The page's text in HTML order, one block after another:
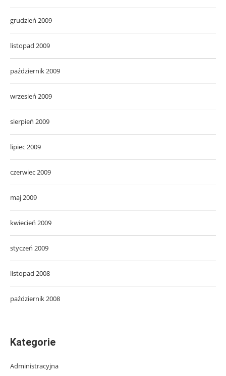
grudzień 2009
listopad 2009
październik 2009
wrzesień 2009
sierpień 2009
lipiec 2009
czerwiec 2009
maj 2009
kwiecień 2009
styczeń 2009
listopad 2008
październik 2008
Kategorie
Administracyjna